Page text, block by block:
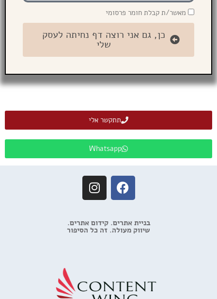
מאשר/ת קבלת חומר פרסומי
כן, גם אני רוצה דף נחיתה לעסק
שלי
תתקשר אלי
Whatsapp
בניית אתרים. קידום אתרים.
שיווק מעולה. זה כל הסיפור